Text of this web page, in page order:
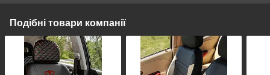
Подібні товари компанії